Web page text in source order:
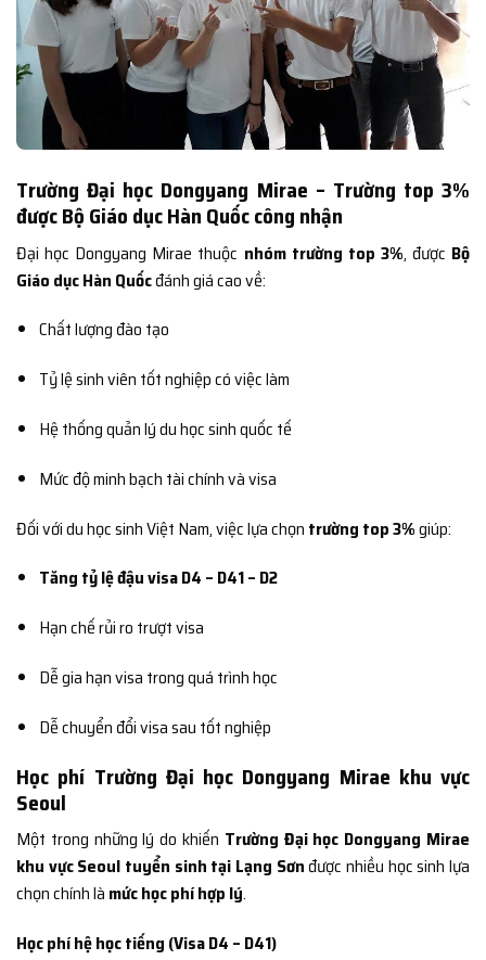
Trường Đại học Dongyang Mirae – Trường top 3%
được Bộ Giáo dục Hàn Quốc công nhận
Đại học Dongyang Mirae thuộc nhóm trường top 3%, được Bộ
Giáo dục Hàn Quốcđánh giá cao về:
Chất lượng đào tạo
Tỷ lệ sinh viên tốt nghiệp có việc làm
Hệ thống quản lý du học sinh quốc tế
Mức độ minh bạch tài chính và visa
Đối với du học sinh Việt Nam, việc lựa chọn trường top 3%giúp:
Tăng tỷ lệ đậu visa D4 – D41 – D2
Hạn chế rủi ro trượt visa
Dễ gia hạn visa trong quá trình học
Dễ chuyển đổi visa sau tốt nghiệp
Học phí Trường Đại học Dongyang Mirae khu vực
Seoul
Một trong những lý do khiến Trường Đại học Dongyang Mirae
khu vực Seoul tuyển sinh tại Lạng Sơnđược nhiều học sinh lựa
chọn chính là mức học phí hợp lý.
Học phí hệ học tiếng (Visa D4 – D41)